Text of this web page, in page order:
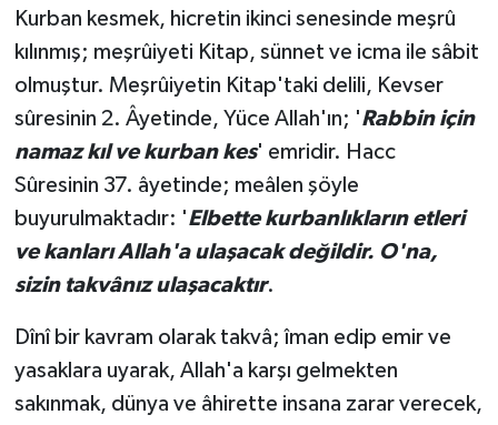
Kurban kesmek, hicretin ikinci senesinde meşrû
kılınmış; meşrûiyeti Kitap, sünnet ve icma ile sâbit
olmuştur. Meşrûiyetin Kitap'taki delili, Kevser
sûresinin 2. Âyetinde, Yüce Allah'ın; 'Rabbin için
namaz kıl ve kurban kes' emridir. Hacc
Sûresinin 37. âyetinde; meâlen şöyle
buyurulmaktadır: 'Elbette kurbanlıkların etleri
ve kanları Allah'a ulaşacak değildir. O'na,
sizin takvânız ulaşacaktır.
Dînî bir kavram olarak takvâ; îman edip emir ve
yasaklara uyarak, Allah'a karşı gelmekten
sakınmak, dünya ve âhirette insana zarar verecek,